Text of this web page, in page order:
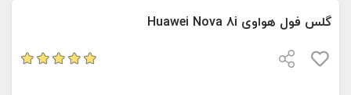
گلس فول هواوی Huawei Nova 8i